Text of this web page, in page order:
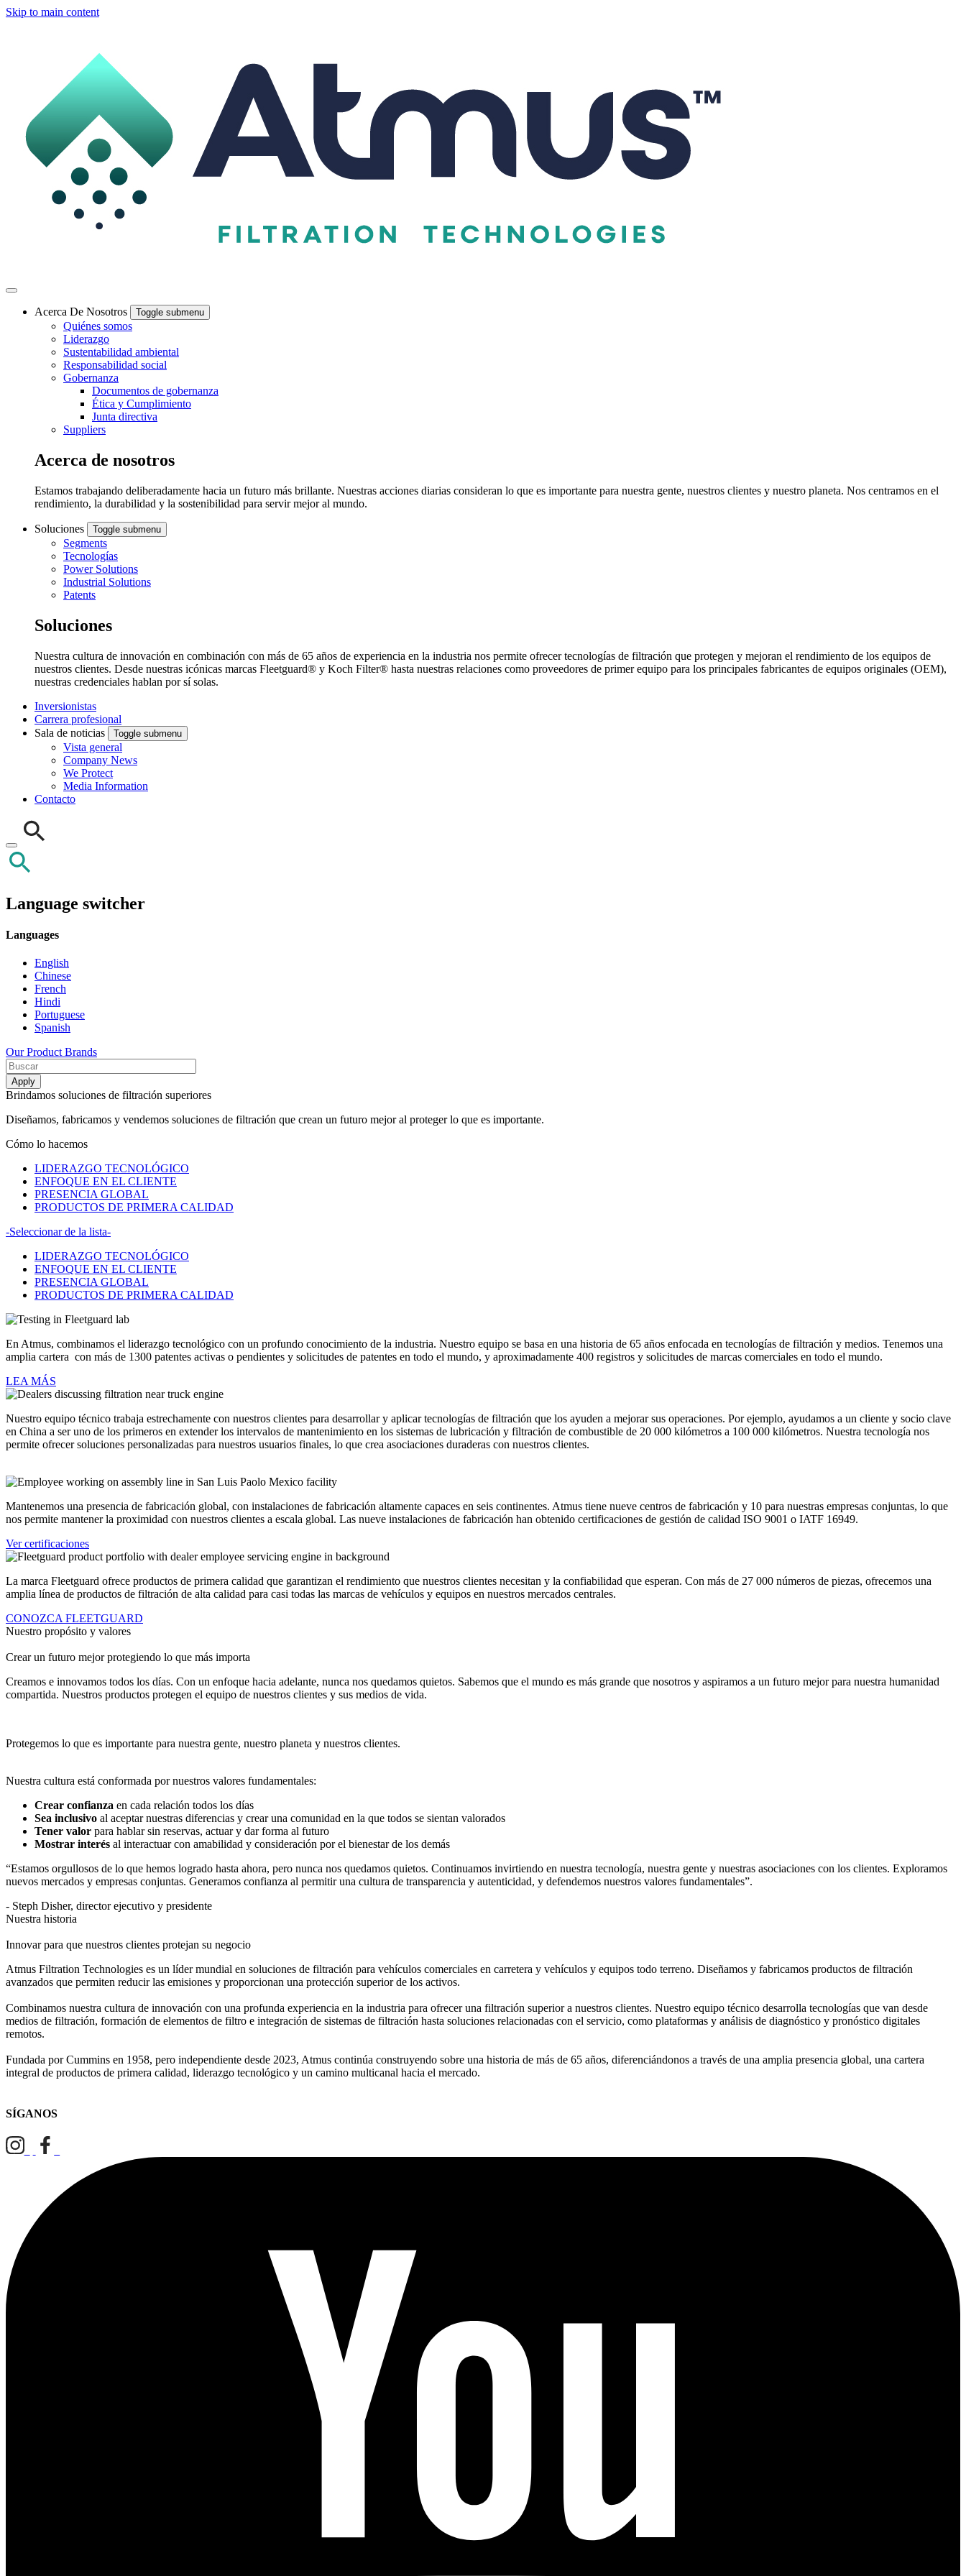
Skip to main content
Acerca De Nosotros Toggle submenu
Quiénes somos
Liderazgo
Sustentabilidad ambiental
Responsabilidad social
Gobernanza
Documentos de gobernanza
Ética y Cumplimiento
Junta directiva
Suppliers
Acerca de nosotros
Estamos trabajando deliberadamente hacia un futuro más brillante. Nuestras acciones diarias consideran lo que es importante para nuestra gente, nuestros clientes y nuestro planeta. Nos centramos en el
rendimiento, la durabilidad y la sostenibilidad para servir mejor al mundo.
Soluciones Toggle submenu
Segments
Tecnologías
Power Solutions
Industrial Solutions
Patents
Soluciones
Nuestra cultura de innovación en combinación con más de 65 años de experiencia en la industria nos permite ofrecer tecnologías de filtración que protegen y mejoran el rendimiento de los equipos de
nuestros clientes. Desde nuestras icónicas marcas Fleetguard® y Koch Filter® hasta nuestras relaciones como proveedores de primer equipo para los principales fabricantes de equipos originales (OEM),
nuestras credenciales hablan por sí solas.
Inversionistas
Carrera profesional
Sala de noticias
Toggle submenu
Vista general
Company News
We Protect
Media Information
Contacto
Language switcher
Languages
English
Chinese
French
Hindi
Portuguese
Spanish
Our Product Brands
Brindamos soluciones de filtración superiores
Diseñamos, fabricamos y vendemos soluciones de filtración que crean un futuro mejor al proteger lo que es importante.
Cómo lo hacemos
LIDERAZGO TECNOLÓGICO
ENFOQUE EN EL CLIENTE
PRESENCIA GLOBAL
PRODUCTOS DE PRIMERA CALIDAD
-Seleccionar de la lista-
LIDERAZGO TECNOLÓGICO
ENFOQUE EN EL CLIENTE
PRESENCIA GLOBAL
PRODUCTOS DE PRIMERA CALIDAD
En Atmus, combinamos el liderazgo tecnológico con un profundo conocimiento de la industria. Nuestro equipo se basa en una historia de 65 años enfocada en tecnologías de filtración y medios. Tenemos una
amplia cartera con más de 1300 patentes activas o pendientes y solicitudes de patentes en todo el mundo, y aproximadamente 400 registros y solicitudes de marcas comerciales en todo el mundo.
LEA MÁS
Nuestro equipo técnico trabaja estrechamente con nuestros clientes para desarrollar y aplicar tecnologías de filtración que los ayuden a mejorar sus operaciones. Por ejemplo, ayudamos a un cliente y socio clave
en China a ser uno de los primeros en extender los intervalos de mantenimiento en los sistemas de lubricación y filtración de combustible de 20 000 kilómetros a 100 000 kilómetros. Nuestra tecnología nos
permite ofrecer soluciones personalizadas para nuestros usuarios finales, lo que crea asociaciones duraderas con nuestros clientes.
Mantenemos una presencia de fabricación global, con instalaciones de fabricación altamente capaces en seis continentes. Atmus tiene nueve centros de fabricación y 10 para nuestras empresas conjuntas, lo que
nos permite mantener la proximidad con nuestros clientes a escala global. Las nueve instalaciones de fabricación han obtenido certificaciones de gestión de calidad ISO 9001 o IATF 16949.
Ver certificaciones
La marca Fleetguard ofrece productos de primera calidad que garantizan el rendimiento que nuestros clientes necesitan y la confiabilidad que esperan. Con más de 27 000 números de piezas, ofrecemos una
amplia línea de productos de filtración de alta calidad para casi todas las marcas de vehículos y equipos en nuestros mercados centrales.
CONOZCA FLEETGUARD
Nuestro propósito y valores
Crear un futuro mejor protegiendo lo que más importa
Creamos e innovamos todos los días. Con un enfoque hacia adelante, nunca nos quedamos quietos. Sabemos que el mundo es más grande que nosotros y aspiramos a un futuro mejor para nuestra humanidad
compartida. Nuestros productos protegen el equipo de nuestros clientes y sus medios de vida.
Protegemos lo que es importante para nuestra gente, nuestro planeta y nuestros clientes.
Nuestra cultura está conformada por nuestros valores fundamentales:
Crear confianza en cada relación todos los días
Sea inclusivo al aceptar nuestras diferencias y crear una comunidad en la que todos se sientan valorados
Tener valor para hablar sin reservas, actuar y dar forma al futuro
Mostrar interés al interactuar con amabilidad y consideración por el bienestar de los demás
“Estamos orgullosos de lo que hemos logrado hasta ahora, pero nunca nos quedamos quietos. Continuamos invirtiendo en nuestra tecnología, nuestra gente y nuestras asociaciones con los clientes. Exploramos
nuevos mercados y empresas conjuntas. Generamos confianza al permitir una cultura de transparencia y autenticidad, y defendemos nuestros valores fundamentales”.
- Steph Disher, director ejecutivo y presidente
Nuestra historia
Innovar para que nuestros clientes protejan su negocio
Atmus Filtration Technologies es un líder mundial en soluciones de filtración para vehículos comerciales en carretera y vehículos y equipos todo terreno. Diseñamos y fabricamos productos de filtración
avanzados que permiten reducir las emisiones y proporcionan una protección superior de los activos.
Combinamos nuestra cultura de innovación con una profunda experiencia en la industria para ofrecer una filtración superior a nuestros clientes. Nuestro equipo técnico desarrolla tecnologías que van desde
medios de filtración, formación de elementos de filtro e integración de sistemas de filtración hasta soluciones relacionadas con el servicio, como plataformas y análisis de diagnóstico y pronóstico digitales
remotos.
Fundada por Cummins en 1958, pero independiente desde 2023, Atmus continúa construyendo sobre una historia de más de 65 años, diferenciándonos a través de una amplia presencia global, una cartera
integral de productos de primera calidad, liderazgo tecnológico y un camino multicanal hacia el mercado.
SÍGANOS